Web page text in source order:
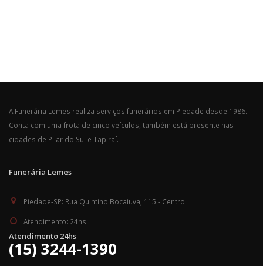
A Funerária Lemes realiza serviços funerários em Piedade desde 1986.
Conta com uma frota de cinco veículos, também está presente nas
cidades de Pilar do Sul e Tapiraí.
Funerária Lemes
Piedade-SP: Rua Quintino Bocaiuva, 115 - Centro
Atendimento: 24hs
Atendimento 24hs
(15) 3244-1390